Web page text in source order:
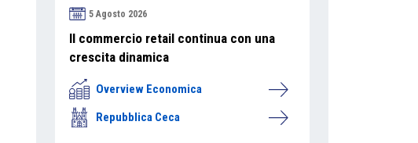
5 Agosto 2026
Il commercio retail continua con una
crescita dinamica
Overview Economica
Repubblica Ceca